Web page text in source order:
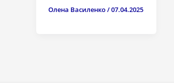
Олена Василенко/07.04.2025